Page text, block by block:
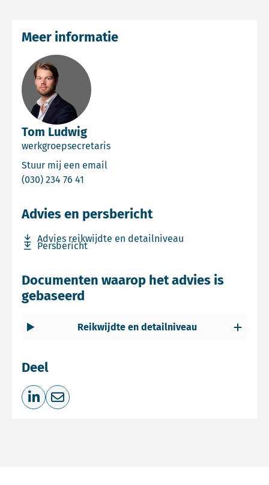
Tom Ludwig
werkgroepsecretaris
Stuur mij een email
(030) 234 76 41
Meer informatie
Advies en persbericht
Advies reikwijdte en detailniveau
Download bestand Advies reikwijdte en detailniveau
Persbericht
Download bestand Persbericht
Documenten waarop het advies is
gebaseerd
Reikwijdte en detailniveau
Deel
Deel op LinkedIn
Deel via e-mail